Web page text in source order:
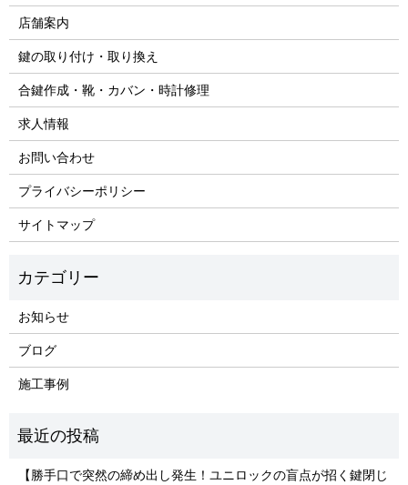
店舗案内
鍵の取り付け・取り換え
合鍵作成・靴・カバン・時計修理
求人情報
お問い合わせ
プライバシーポリシー
サイトマップ
お知らせ
ブログ
施工事例
【勝手口で突然の締め出し発生！ユニロックの盲点が招く鍵閉じ